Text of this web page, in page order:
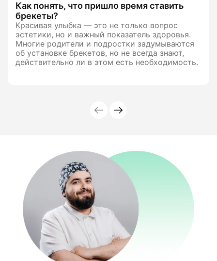
Как понять, что пришло время ставить
брекеты?
Красивая улыбка — это не только вопрос
эстетики, но и важный показатель здоровья.
Многие родители и подростки задумываются
об установке брекетов, но не всегда знают,
действительно ли в этом есть необходимость.